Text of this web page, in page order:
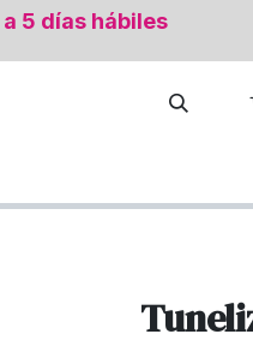
5 días hábiles